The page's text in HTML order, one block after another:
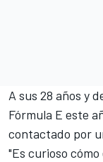
A sus 28 años y
Fórmula E este
contactado por
"Es curioso